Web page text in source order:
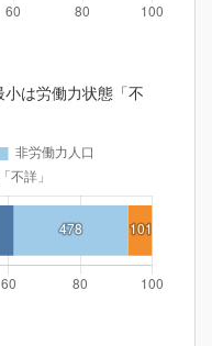
は労働力状態「不